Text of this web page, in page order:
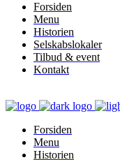
Forsiden
Menu
Historien
Selskabslokaler
Tilbud & event
Kontakt
Forsiden
Menu
Historien